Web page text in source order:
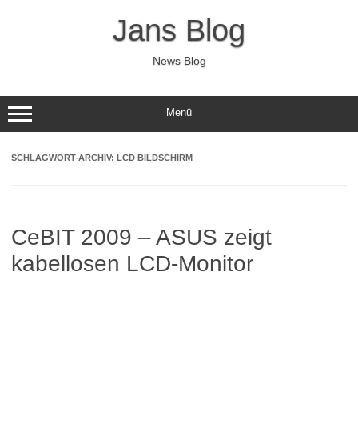
Jans Blog
News Blog
Menü
SCHLAGWORT-ARCHIV: LCD BILDSCHIRM
CeBIT 2009 – ASUS zeigt
kabellosen LCD-Monitor